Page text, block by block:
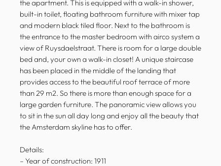
the apartment. This is equipped with a walk-in shower,
built-in toilet, floating bathroom furniture with mixer tap
and modern black tiled floor. Next to the bathroom is
the entrance to the master bedroom with airco system a
view of Ruysdaelstraat. There is room for a large double
bed and, your own a walk-in closet! A unique staircase
has been placed in the middle of the landing that
provides access to the beautiful roof terrace of more
than 29 m2. So there is more than enough space for a
large garden furniture. The panoramic view allows you
to sit in the sun all day long and enjoy all the beauty that
the Amsterdam skyline has to offer.
Details:
– Year of construction: 1911